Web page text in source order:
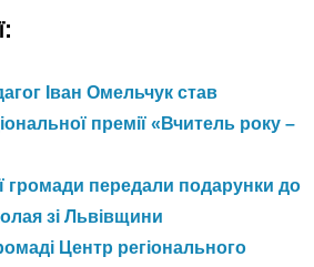
Іван Омельчук став
премії «Вчитель року –
громади передали подарунки до
зі Львівщини
Центр регіонального